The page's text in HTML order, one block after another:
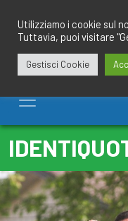
contenuto
Utilizziamo i cookie sul
Tuttavia, puoi visitare
Gestisci Cookie